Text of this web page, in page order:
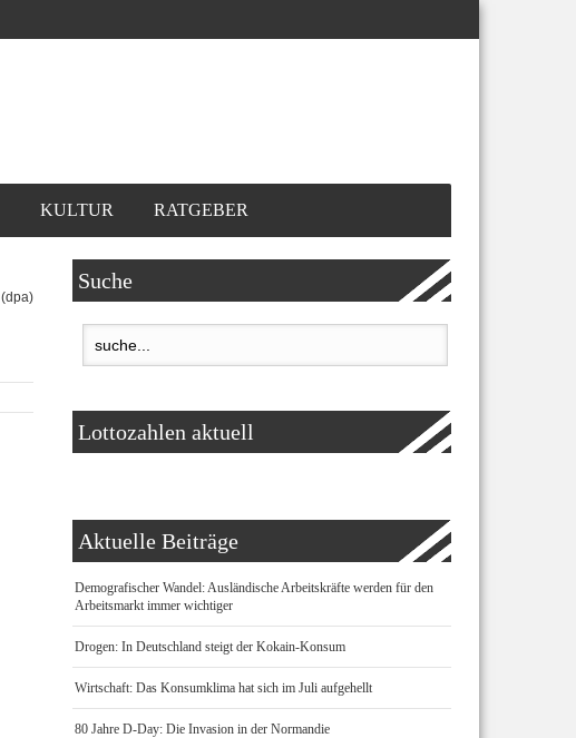
KULTUR RATGEBER
(dpa)
Suche
Lottozahlen aktuell
Aktuelle Beiträge
Demografischer Wandel: Ausländische Arbeitskräfte werden für den
Arbeitsmarkt immer wichtiger
Drogen: In Deutschland steigt der Kokain-Konsum
Wirtschaft: Das Konsumklima hat sich im Juli aufgehellt
80 Jahre D-Day: Die Invasion in der Normandie